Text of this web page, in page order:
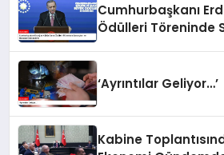
Cumhurbaşkanı
Ödülleri Töreninde
‘Ayrıntılar Geliyor…’
Kabine